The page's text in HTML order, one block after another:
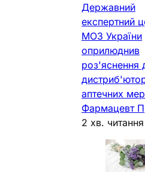
Державний
експертний
МОЗ України
оприлюднив
роз'яснення
аптечних
Фармацевт
2 хв. читання